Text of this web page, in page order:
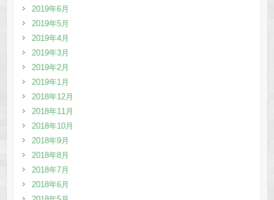
2019年6月
2019年5月
2019年4月
2019年3月
2019年2月
2019年1月
2018年12月
2018年11月
2018年10月
2018年9月
2018年8月
2018年7月
2018年6月